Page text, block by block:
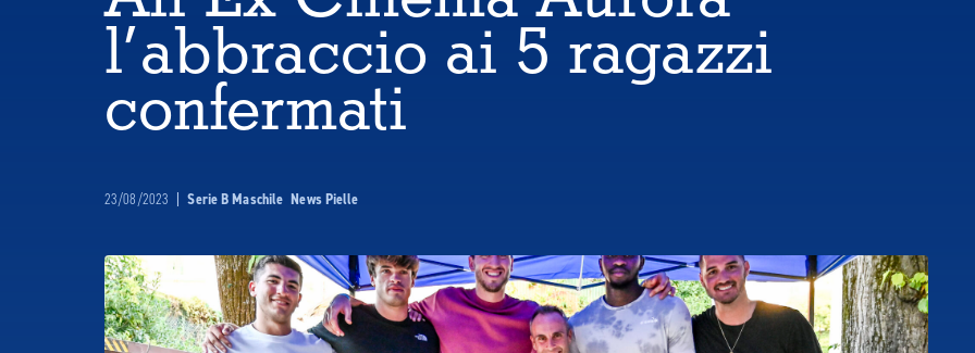
l’abbraccio ai 5 ragazzi
confermati
23/08/2023 | Serie B Maschile News Pielle